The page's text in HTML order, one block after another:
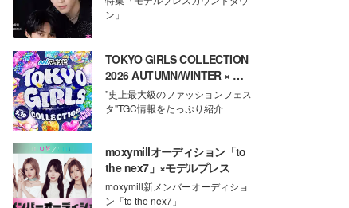
ン」
TOKYO GIRLS COLLECTION
2026 AUTUMN/WINTER × モ
デルプレス
"史上最大級のファッションフェス
タ"TGC情報をたっぷり紹介
moxymillオーディション「to
the nex7」×モデルプレス
moxymill新メンバーオーディショ
ン「to the nex7」